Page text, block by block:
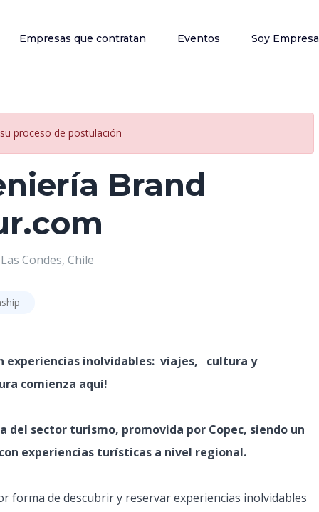
Empresas que contratan Eventos Soy Empresa
proceso de postulación
Brand
Condes, Chile
experiencias inolvidables: viajes, cultura y
comienza aquí!
sector turismo, promovida por Copec, siendo un
experiencias turísticas a nivel regional.
forma de descubrir y reservar experiencias inolvidables